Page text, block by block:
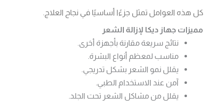
كل هذه العوامل تمثل جزءًا أساسيًا في نجاح العلاج.
مميزات جهاز ديكا لإزالة الشعر
نتائج سريعة مقارنة بأجهزة أخرى.
مناسب لمعظم أنواع البشرة.
يقلل نمو الشعر بشكل تدريجي.
آمن عند الاستخدام الطبي.
يقلل من مشاكل الشعر تحت الجلد.